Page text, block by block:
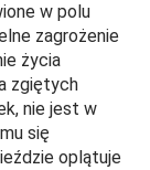
w polu
zagrożenie
życia
zgiętych
nie jest w
się
oplątuje